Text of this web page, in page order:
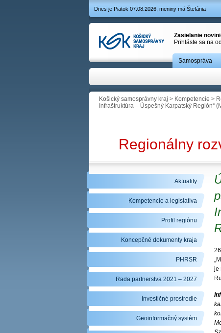
Dnes je Piatok 07.08.2026, meniny má Štefánia
Zasielanie
Prihláste sa na
Samospráva
Košický samosprávny kraj > Kompetencie >
Infraštruktúra – Úspešný Karpatský Región“
Regionálny
je
Aktuality
Kompetencie a legislatíva
Profil regiónu
Koncepčné dokumenty kraja
PHRSR
Rada partnerstva 2021 – 2027
Investičné prostredie
Geoinformačný systém